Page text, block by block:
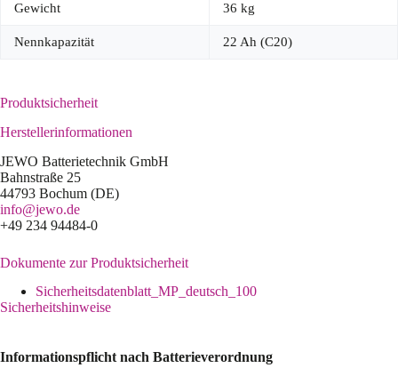
Gewicht 36 kg
Nennkapazität 22 Ah (C20)
Produktsicherheit
Herstellerinformationen
JEWO Batterietechnik GmbH
Bahnstraße 25
44793 Bochum (DE)
info@jewo.de
+49 234 94484-0
Dokumente zur Produktsicherheit
Sicherheitsdatenblatt_MP_deutsch_100
Sicherheitshinweise
Informationspflicht nach Batterieverordnung